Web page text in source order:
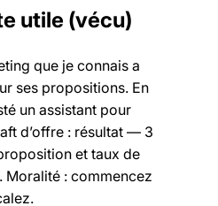
utile (vécu)
que je connais a
ses propositions. En
un assistant pour
d’offre : résultat — 3
et taux de
Moralité : commencez